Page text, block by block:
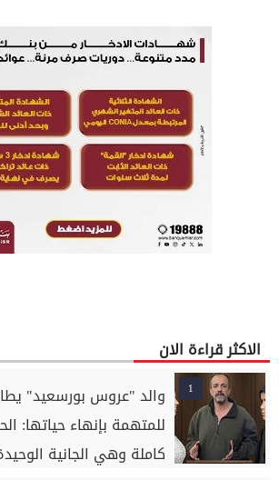
الاكثر قراءة الان
1
والد "عروس بورسعيد"
للمتهمة بإنهاء حياتها:
كاملة وهي الجانية